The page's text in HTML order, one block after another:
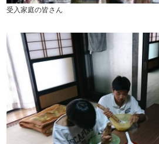
受入家庭の皆さん